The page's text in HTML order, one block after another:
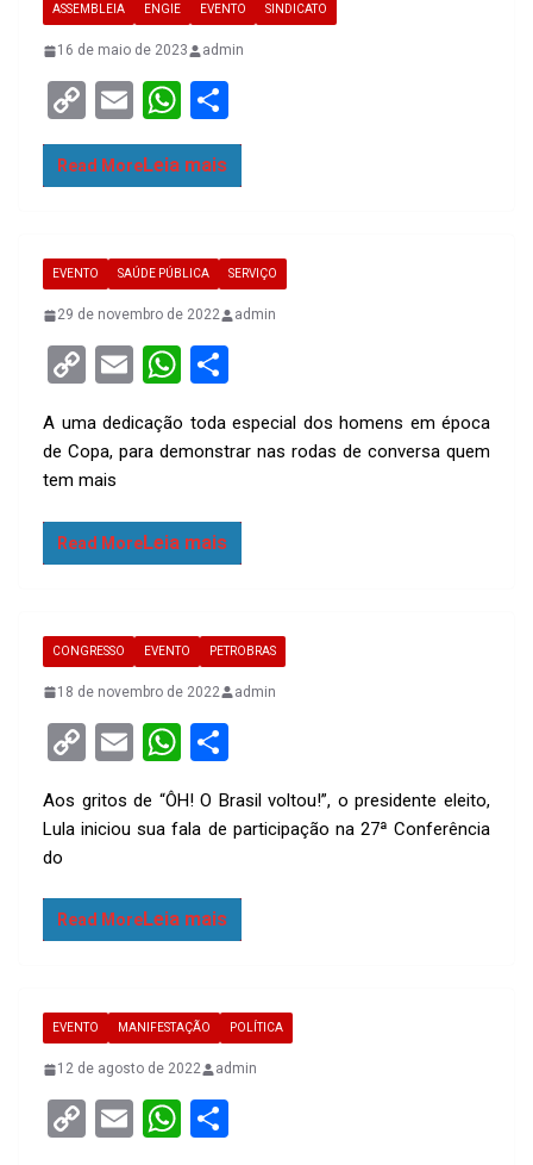
ASSEMBLEIA ENGIE EVENTO SINDICATO
16 de maio de 2023 admin
C
o
py
n
k
E
m
ail
W
h
at
A
p
p
h
ar
Read More
EVENTO SAÚDE PÚBLICA SERVIÇO
29 de novembro de 2022 admin
C
py
Li
n
k
E
ail
W
at
A
p
ar
A uma dedicação toda especial dos homens em época
de Copa, para demonstrar nas rodas de conversa quem
tem mais
Read More
CONGRESSO EVENTO PETROBRAS
18 de novembro de 2022 admin
C
py
n
k
E
m
ail
W
at
A
p
ar
Aos gritos de “ÔH! O Brasil voltou!”, o presidente eleito,
Lula iniciou sua fala de participação na 27ª Conferência
do
Read More
EVENTO MANIFESTAÇÃO POLÍTICA
12 de agosto de 2022 admin
C
E
W